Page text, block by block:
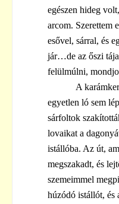
egészen hideg
arcom. Szerettem
esővel, sárral, és
jár…de az őszi
felülmúlni,
A
egyetlen ló sem
sárfoltok
lovaikat a
istállóba. Az út,
megszakadt, és
szemeimmel
húzódó istállót, és